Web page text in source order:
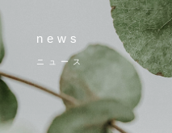
news
ニュース